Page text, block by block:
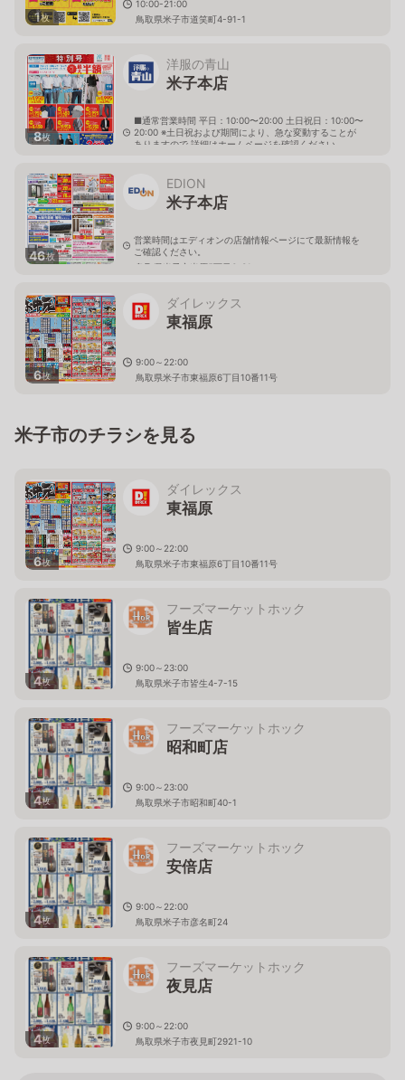
1枚
10:00-21:00
鳥取県米子市道笑町4-91-1
8枚
洋服の青山
米子本店
■通常営業時間 平日：10:00〜20:00 土日祝日：10:00〜
20:00 ※土日祝および期間により、急な変動することが
ありますので 詳細はホームページを確認ください
46枚
EDION
米子本店
営業時間はエディオンの店舗情報ページにて最新情報を
ご確認ください。
鳥取県米子市米原5丁目6-31
6枚
ダイレックス
東福原
9:00～22:00
鳥取県米子市東福原6丁目10番11号
米子市のチラシを見る
6枚
ダイレックス
東福原
9:00～22:00
鳥取県米子市東福原6丁目10番11号
4枚
フーズマーケットホック
皆生店
9:00～23:00
鳥取県米子市皆生4-7-15
4枚
フーズマーケットホック
昭和町店
9:00～23:00
鳥取県米子市昭和町40-1
4枚
フーズマーケットホック
安倍店
9:00～22:00
鳥取県米子市彦名町24
4枚
フーズマーケットホック
夜見店
9:00～22:00
鳥取県米子市夜見町2921-10